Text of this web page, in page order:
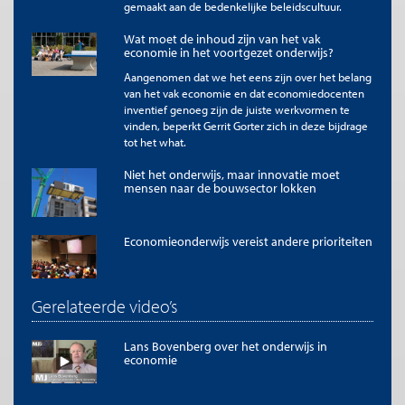
kunnen wisselen van de perspectieven en
modellen waar vanuit ze problemen en
systemen analyseren. Om helder met elkaar
te communiceren helpt het om een
gedeelde taal te hebben, ideeën te kunnen
duiden en elkaars termen te begrijpen.
discussies van elkaar te onderscheiden. Met het descriptieve
aspect hierboven besproken is er antwoord gevonden op de
vraag ‘’zijn neoklassieke theorieën en ideeën dominant binnen
economie dominant moeten zijn in economie onderwijs?‘’, is
besproken in ons
Phlippen dat neoklassieke economie niet de kern vormt van het
huidige economie onderwijs - én het tegelijkertijd goed is dat
deze ideeën dominant zijn, is inconsistent.
Klimaattransitie vraagt bredere blik
Dan over de klimaattransitie. Economen zien
klimaatverandering over het algemeen als belangrijk
gemaakt aan de bedenkelijke beleidscultuur.
Wat moet de inhoud zijn van het vak
economie in het voortgezet onderwijs?
Aangenomen dat we het eens zijn over het belang
van het vak economie en dat economiedocenten
inventief genoeg zijn de juiste werkvormen te
vinden, beperkt Gerrit Gorter zich in deze bijdrage
tot het what.
Niet het onderwijs, maar innovatie moet
mensen naar de bouwsector lokken
Economieonderwijs vereist andere prioriteiten
Gerelateerde video’s
Lans Bovenberg over het onderwijs in
economie